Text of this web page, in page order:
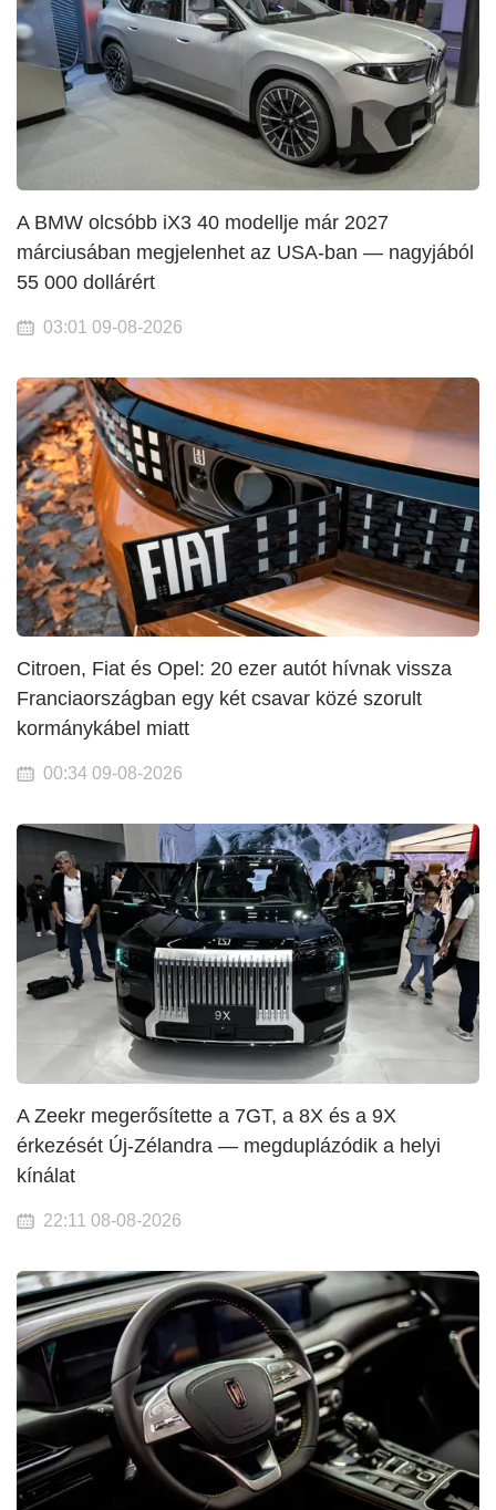
A BMW olcsóbb iX3 40 modellje már 2027
márciusában megjelenhet az USA-ban — nagyjából
55 000 dollárért
03:01 09-08-2026
Citroen, Fiat és Opel: 20 ezer autót hívnak vissza
Franciaországban egy két csavar közé szorult
kormánykábel miatt
00:34 09-08-2026
A Zeekr megerősítette a 7GT, a 8X és a 9X
érkezését Új-Zélandra — megduplázódik a helyi
kínálat
22:11 08-08-2026